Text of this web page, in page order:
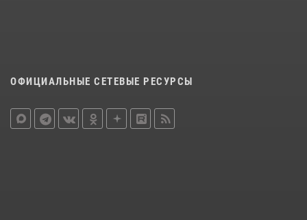
ОФИЦИАЛЬНЫЕ СЕТЕВЫЕ РЕСУРСЫ